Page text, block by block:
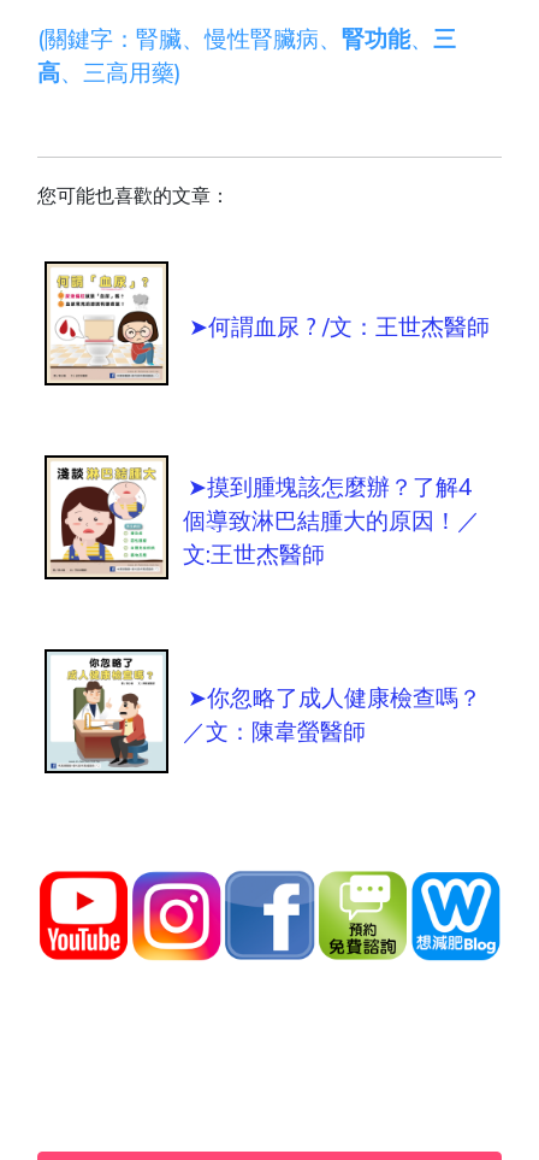
(關鍵字：腎臟、慢性腎臟病、腎功能、三
高、三高用藥)
您可能也喜歡的文章：
➤何謂血尿 ? /文：王世杰醫師
➤摸到腫塊該怎麼辦？了解4
個導致淋巴結腫大的原因！／
文:王世杰醫師
➤你忽略了成人健康檢查嗎？
／文：陳韋螢醫師